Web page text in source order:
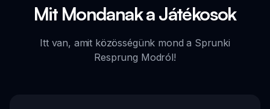
Mit Mondanak a Játékosok
Itt van, amit közösségünk mond a Sprunki
Resprung Modról!